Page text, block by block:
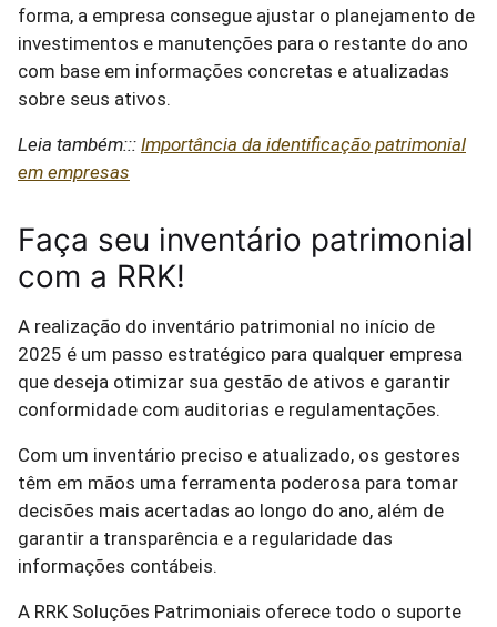
forma, a empresa consegue ajustar o planejamento de
investimentos e manutenções para o restante do ano
com base em informações concretas e atualizadas
sobre seus ativos.
Leia também::: Importância da identificação patrimonial
em empresas
Faça seu inventário patrimonial
com a RRK!
A realização do inventário patrimonial no início de
2025 é um passo estratégico para qualquer empresa
que deseja otimizar sua gestão de ativos e garantir
conformidade com auditorias e regulamentações.
Com um inventário preciso e atualizado, os gestores
têm em mãos uma ferramenta poderosa para tomar
decisões mais acertadas ao longo do ano, além de
garantir a transparência e a regularidade das
informações contábeis.
A RRK Soluções Patrimoniais oferece todo o suporte